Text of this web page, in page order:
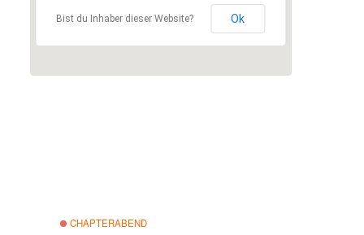
Bist du Inhaber dieser Website? Ok
CHAPTERABEND